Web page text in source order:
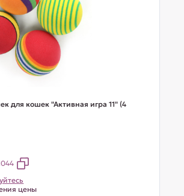
для кошек "Активная игра 11" (4
цены